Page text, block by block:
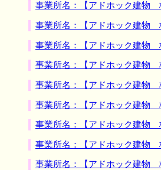
事業所名：【アドホック建物
事業所名：【アドホック建物
事業所名：【アドホック建物
事業所名：【アドホック建物
事業所名：【アドホック建物
事業所名：【アドホック建物
事業所名：【アドホック建物
事業所名：【アドホック建物
事業所名：【アドホック建物